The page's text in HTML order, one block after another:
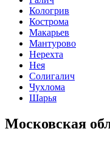
Кологрив
Кострома
Макарьев
Мантурово
Нерехта
Нея
Солигалич
Чухлома
Шарья
Московская